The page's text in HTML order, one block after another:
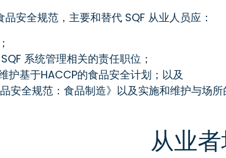
安全规范，主要和替代 SQF 从业人员应：
系统管理相关的责任职位；
护基于HACCP的食品安全计划；以及
安全规范：食品制造》以及实施和维护与场所
从业